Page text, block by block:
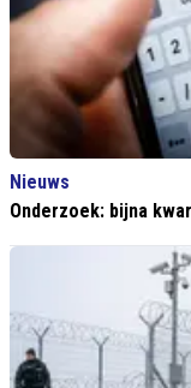
Nieuws
Onderzoek: bijna